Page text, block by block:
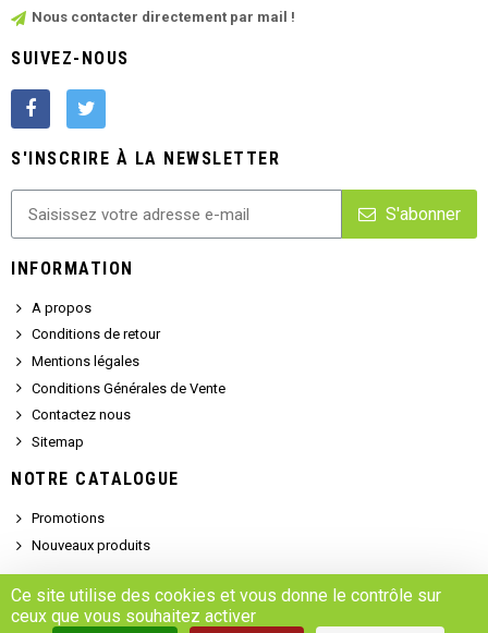
Nous contacter directement par mail !
SUIVEZ-NOUS
S'INSCRIRE À LA NEWSLETTER
S'abonner
INFORMATION
A propos
Conditions de retour
Mentions légales
Conditions Générales de Vente
Contactez nous
Sitemap
NOTRE CATALOGUE
Promotions
Nouveaux produits
Demander un devis
Ce site utilise des cookies et vous donne le contrôle sur
ceux que vous souhaitez activer